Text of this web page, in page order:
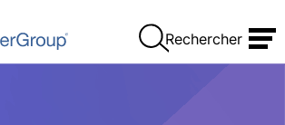
Rechercher